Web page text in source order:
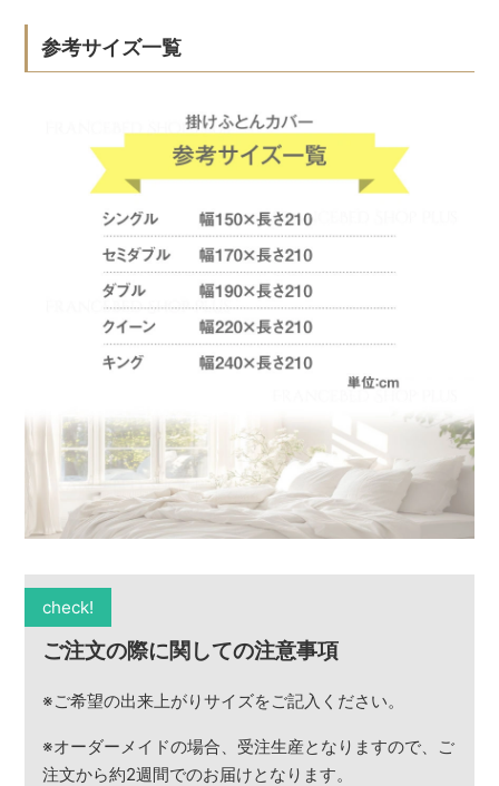
参考サイズ一覧
check!
ご注文の際に関しての注意事項
※ご希望の出来上がりサイズをご記入ください。
※オーダーメイドの場合、受注生産となりますので、ご
注文から約2週間でのお届けとなります。